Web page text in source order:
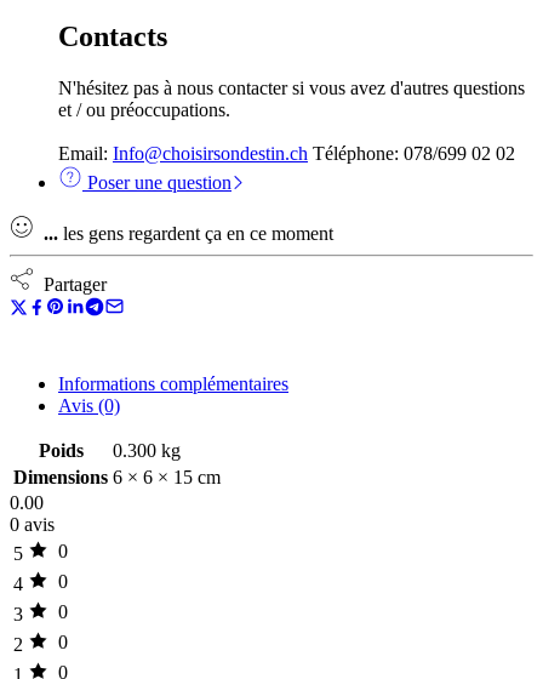
Contacts
N'hésitez pas à nous contacter si vous avez d'autres questions
et / ou préoccupations.
Email: Info@choisirsondestin.ch Téléphone: 078/699 02 02
Poser une question
... les gens regardent ça en ce moment
Partager
Informations complémentaires
Avis (0)
Poids
0.300 kg
Dimensions 6 × 6 × 15 cm
0.00
0 avis
5
0
4
0
3
0
2
0
1
0